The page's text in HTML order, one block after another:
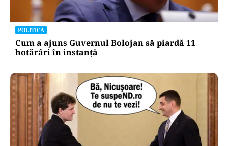
POLITICĂ
Cum a ajuns Guvernul Bolojan să piardă 11
hotărâri în instanță